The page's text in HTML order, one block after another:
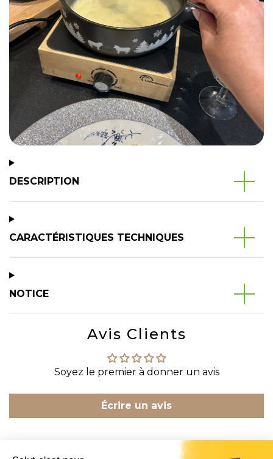
DESCRIPTION
CARACTÉRISTIQUES TECHNIQUES
NOTICE
Avis Clients
Soyez le premier à donner un avis
Écrire un avis